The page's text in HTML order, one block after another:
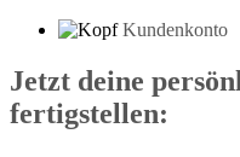
Kundenkonto
Jetzt deine
fertigstellen: